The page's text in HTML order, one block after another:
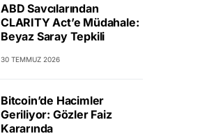
ABD Savcılarından
CLARITY Act’e Müdahale:
Beyaz Saray Tepkili
30 TEMMUZ 2026
Bitcoin’de Hacimler
Geriliyor: Gözler Faiz
Kararında